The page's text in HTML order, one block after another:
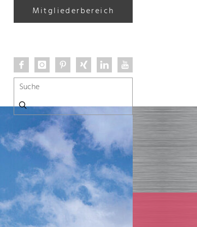
Mitgliederbereich